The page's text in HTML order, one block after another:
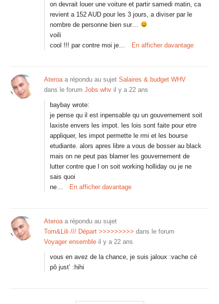
on devrait louer une voiture et partir samedi matin, ca
revient a 152 AUD pour les 3 jours, a diviser par le
nombre de personne bien sur…
voili
cool !!! par contre moi je…
En afficher davantage
Ateroaa répondu au sujet Salaires & budget WHV
dans le forum Jobs whv il y a 22 ans
baybay wrote:
je pense qu il est inpensable qu un gouvernement soit
laxiste envers les impot. les lois sont faite pour etre
appliquer, les impot permette le rmi et les bourse
etudiante. alors apres libre a vous de bosser au black
mais on ne peut pas blamer les gouvernement de
lutter contre que l on soit working holliday ou je ne
sais quoi
ne…
En afficher davantage
Ateroaa répondu au sujet
Tom&Lili /// Départ >>>>>>>>> dans le forum
Voyager ensemble il y a 22 ans
vous en avez de la chance, je suis jaloux :vache cé
pô just’ :hihi